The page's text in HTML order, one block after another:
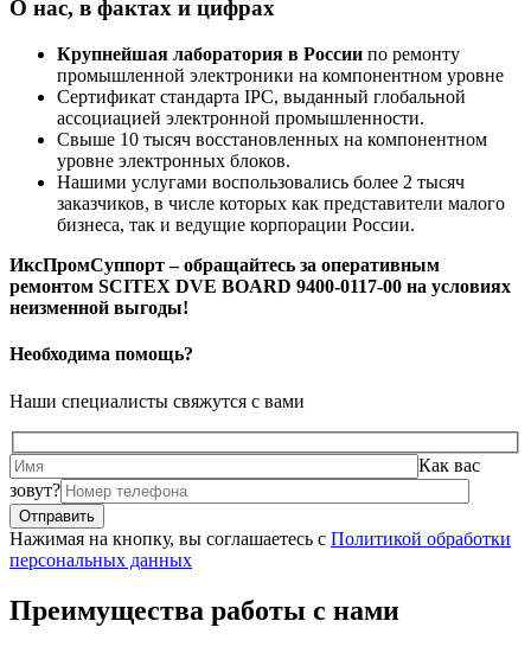
О нас, в фактах и цифрах
Крупнейшая лаборатория в России по ремонту
промышленной электроники на компонентном уровне
Сертификат стандарта IPC, выданный глобальной
ассоциацией электронной промышленности.
Свыше 10 тысяч восстановленных на компонентном
уровне электронных блоков.
Нашими услугами воспользовались более 2 тысяч
заказчиков, в числе которых как представители малого
бизнеса, так и ведущие корпорации России.
ИксПромСуппорт – обращайтесь за оперативным
ремонтом SCITEX DVE BOARD 9400-0117-00 на условиях
неизменной выгоды!
Необходима помощь?
Наши специалисты свяжутся с вами
Как вас
зовут?
Нажимая на кнопку, вы соглашаетесь с Политикой обработки
персональных данных
Преимущества работы с нами